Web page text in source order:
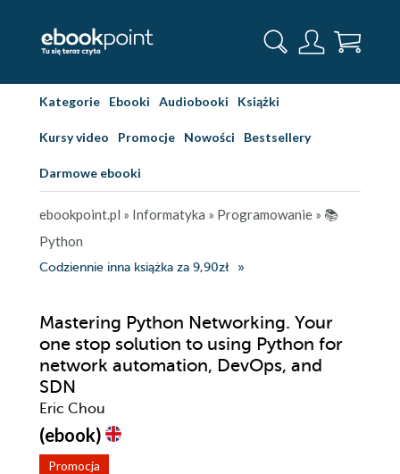
Kategorie Ebooki Audiobooki Książki
Kursy video Promocje Nowości Bestsellery
Darmowe ebooki
ebookpoint.pl » Informatyka » Programowanie » 📚
Python
Codziennie inna książka za 9,90zł
Mastering Python Networking. Your
one stop solution to using Python for
network automation, DevOps, and
SDN
Eric Chou
(ebook)
Promocja